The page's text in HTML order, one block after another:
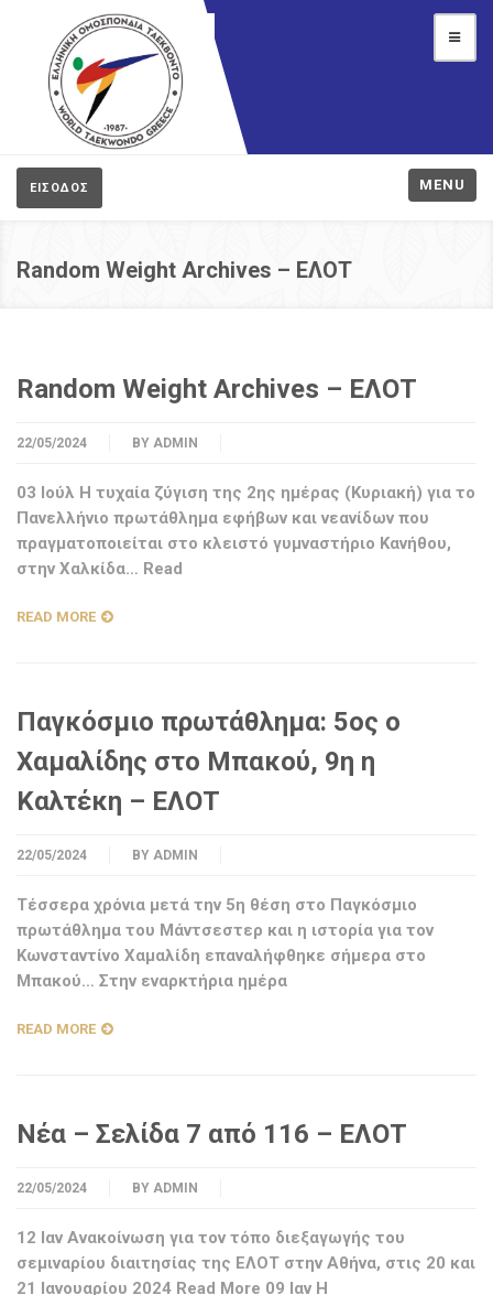
ΕΙΣΟΔΟΣ MENU
Random Weight Archives – ΕΛΟΤ
Random Weight Archives – ΕΛΟΤ
22/05/2024 BY ADMIN
03 Ιούλ Η τυχαία ζύγιση της 2ης ημέρας (Κυριακή) για το
Πανελλήνιο πρωτάθλημα εφήβων και νεανίδων που
πραγματοποιείται στο κλειστό γυμναστήριο Κανήθου,
στην Χαλκίδα… Read
READ MORE
Παγκόσμιο πρωτάθλημα: 5ος ο
Χαμαλίδης στο Μπακού, 9η η
Καλτέκη – ΕΛΟΤ
22/05/2024 BY ADMIN
Τέσσερα χρόνια μετά την 5η θέση στο Παγκόσμιο
πρωτάθλημα του Μάντσεστερ και η ιστορία για τον
Κωνσταντίνο Χαμαλίδη επαναλήφθηκε σήμερα στο
Μπακού… Στην εναρκτήρια ημέρα
READ MORE
Νέα – Σελίδα 7 από 116 – ΕΛΟΤ
22/05/2024 BY ADMIN
12 Ιαν Ανακοίνωση για τον τόπο διεξαγωγής του
σεμιναρίου διαιτησίας της ΕΛΟΤ στην Αθήνα, στις 20 και
21 Ιανουαρίου 2024 Read More 09 Ιαν Η